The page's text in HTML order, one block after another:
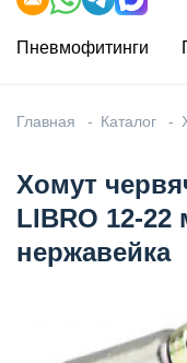
Пневмофитинги
Главная Каталог
Хомут
LIBRO 12-
нержавейка